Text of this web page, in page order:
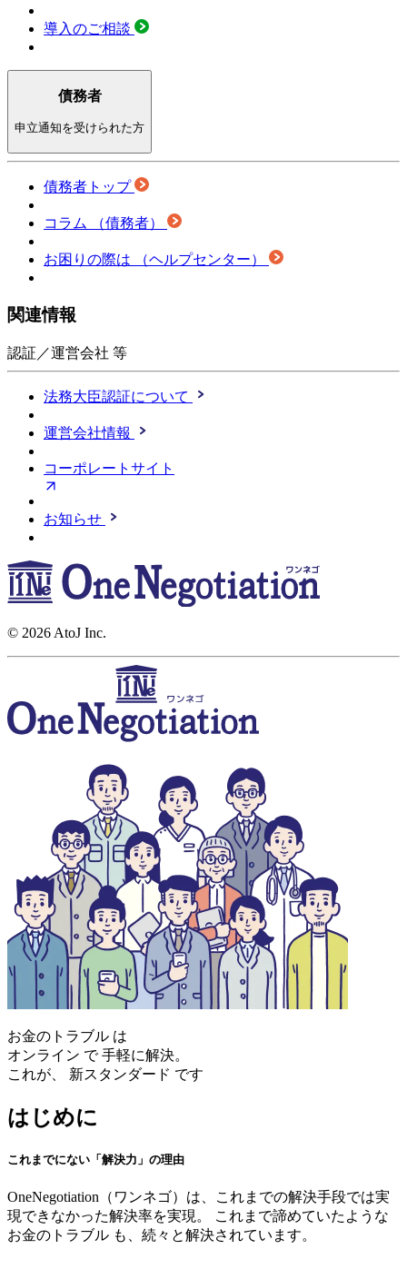
導入のご相談
債務者
申立通知を受けられた方
債務者トップ
コラム （債務者）
お困りの際は （ヘルプセンター）
関連情報
認証／運営会社 等
法務大臣認証について
運営会社情報
コーポレートサイト
お知らせ
© 2026 AtoJ Inc.
お金のトラブル は
オンライン で手軽に解決。
これが、 新スタンダード です
はじめに
これまでにない「解決力」の理由
OneNegotiation（ワンネゴ）は、これまでの解決手段では実
現できなかった解決率を実現。
これまで諦めていたような
お金のトラブル も、続々と解決されています。